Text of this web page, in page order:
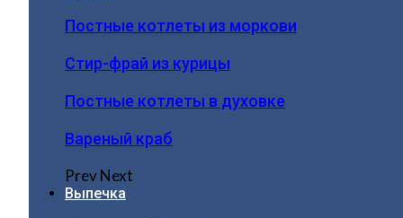
Постные котлеты из моркови
Стир-фрай из курицы
Постные котлеты в духовке
Вареный краб
PrevNext
Выпечка